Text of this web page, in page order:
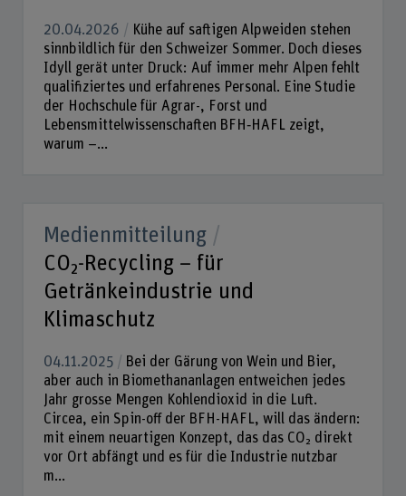
20.04.2026
Kühe auf saftigen Alpweiden stehen
sinnbildlich für den Schweizer Sommer. Doch dieses
Idyll gerät unter Druck: Auf immer mehr Alpen fehlt
qualifiziertes und erfahrenes Personal. Eine Studie
der Hochschule für Agrar-, Forst und
Lebensmittelwissenschaften BFH‑HAFL zeigt,
warum –...
Medienmitteilung
CO₂-Recycling – für
Getränkeindustrie und
Klimaschutz
04.11.2025
Bei der Gärung von Wein und Bier,
aber auch in Biomethananlagen entweichen jedes
Jahr grosse Mengen Kohlendioxid in die Luft.
Circea, ein Spin-off der BFH-HAFL, will das ändern:
mit einem neuartigen Konzept, das das CO₂ direkt
vor Ort abfängt und es für die Industrie nutzbar
m...